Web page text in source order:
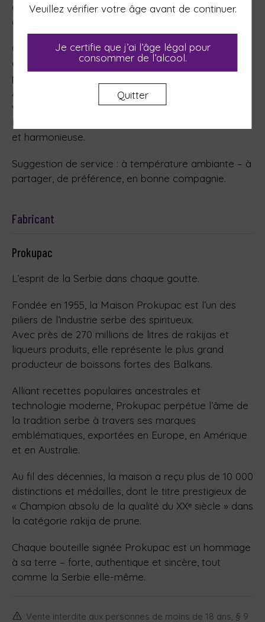
ancestrale, sublimée par des méthodes de
distillation modernes.
Cette variété aromatique confère au spiritueux une
complexité olfactive remarquable et une saveur
profonde et équilibrée.
Arômes de prune mûre, amande et une touche de
vanille.
En bouche : riche et pleine, avec une finale longue
et harmonieuse.
Suggestion de service : à température ambiante – à
partager, de préférence, en bonne compagnie.
Fabricant
Prokupac
L’esprit de la Serbie dans chaque goutte.
Fondée en 1955, la Maison Prokupac est l’un des
piliers de l’industrie serbe des spiritueux.
Avec près de 270 millions de litres de rakijas et
liqueurs produits, elle représente le plus grand
producteur de boissons fortes des Balkans.
Alliant recettes populaires ancestrales et
technologie moderne, Prokupac perpétue l’âme de
la tradition serbe à travers ses marques
emblématiques, exportées en Europe, en Amérique
et en Australie.
Au fil des décennies, la maison a reçu plus de 10 000
distinctions et médailles, dont le titre prestigieux de
« Champion absolu de la qualité du XXᵉ siècle » dans
la catégorie rakija de prune.
Chaque bouteille signée Prokupac est un hommage
à sa terre – forte, authentique et sincère, tout
comme la Serbie elle-même.
Vente interdite aux personnes de moins de 18 ans, § 9
Veuillez vérifier votre âge avant de continuer.
Je certifie que j’ai l’âge légal pour
consommer de l’alcool.
Quitter